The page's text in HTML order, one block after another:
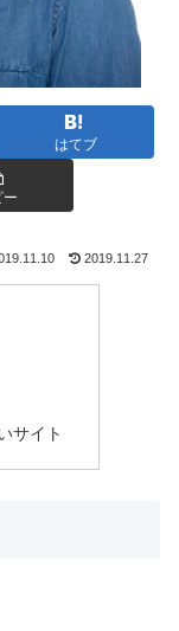
はてブ
ー
2019.11.27
サイト